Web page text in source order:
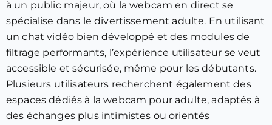
à un public majeur, où la webcam en direct se
spécialise dans le divertissement adulte. En utilisant
un chat vidéo bien développé et des modules de
filtrage performants, l’expérience utilisateur se veut
accessible et sécurisée, même pour les débutants.
Plusieurs utilisateurs recherchent également des
espaces dédiés à la webcam pour adulte, adaptés à
des échanges plus intimistes ou orientés